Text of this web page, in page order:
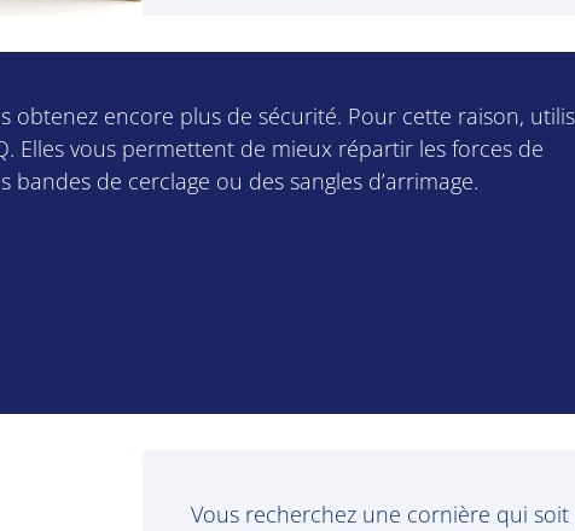
obtenez encore plus de sécurité. Pour cette raison,
Elles vous permettent de mieux répartir les forces de
de cerclage ou des sangles d’arrimage.
Vous recherchez une cornière qui